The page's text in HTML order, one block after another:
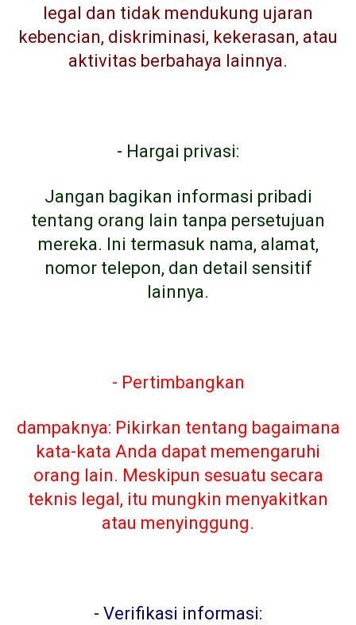
legal dan tidak mendukung ujaran
kebencian, diskriminasi, kekerasan, atau
aktivitas berbahaya lainnya.
- Hargai privasi:
Jangan bagikan informasi pribadi
tentang orang lain tanpa persetujuan
mereka. Ini termasuk nama, alamat,
nomor telepon, dan detail sensitif
lainnya.
- Pertimbangkan
dampaknya: Pikirkan tentang bagaimana
kata-kata Anda dapat memengaruhi
orang lain. Meskipun sesuatu secara
teknis legal, itu mungkin menyakitkan
atau menyinggung.
- Verifikasi informasi: